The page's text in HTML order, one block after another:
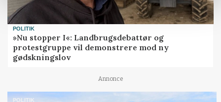
POLITIK
»Nu stopper I«: Landbrugsdebattør og
protestgruppe vil demonstrere mod ny
gødskningslov
Annonce
POLITIK